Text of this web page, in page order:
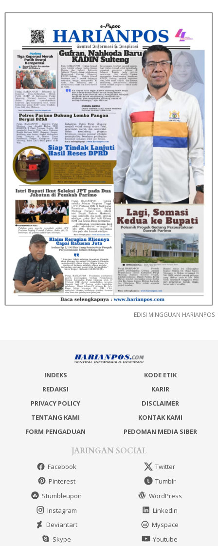
EDISI MINGGUAN HARIANPOS
INDEKS
KODE ETIK
REDAKSI
KARIR
PRIVACY POLICY
DISCLAIMER
TENTANG KAMI
KONTAK KAMI
FORM PENGADUAN
PEDOMAN MEDIA SIBER
JARINGAN SOCIAL
Facebook
Twitter
Pinterest
Tumblr
Stumbleupon
WordPress
Instagram
Linkedin
Deviantart
Myspace
Skype
Youtube